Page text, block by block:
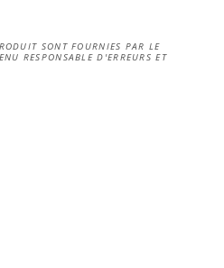
SONT FOURNIES PAR LE
RESPONSABLE D'ERREURS ET